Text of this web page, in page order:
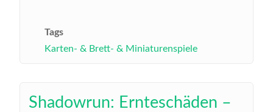
Tags
Karten- & Brett- & Miniaturenspiele
Shadowrun: Ernteschäden –